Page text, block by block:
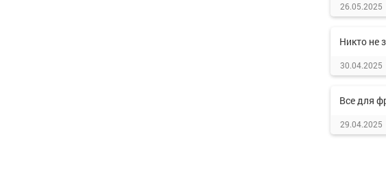
26.05.2025
Никто не
30.04.2025
Все для
29.04.2025